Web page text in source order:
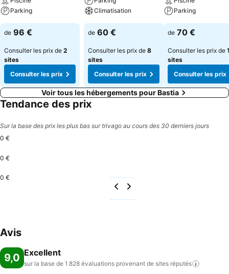
Parking
de 96 €
Consulter les prix de 2
sites
Consulter les prix
Climatisation
de 60 €
Consulter les prix de 8
sites
Consulter les prix
Parking
de 70 €
Consulter les prix de
sites
Consulter les prix
Voir tous les hébergements pour Bastia
Tendance des prix
Sur la base des prix les plus bas sur trivago au cours des 30 derniers jours
0 €
0 €
0 €
Avis
9,0 Excellent
sur la base de 1 828 évaluations provenant de sites réputés